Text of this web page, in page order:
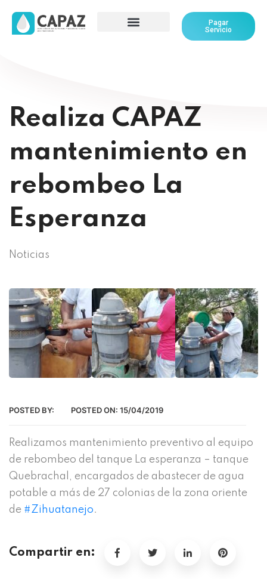
Pagar
Servicio
Realiza CAPAZ
mantenimiento en
rebombeo La
Esperanza
Noticias
POSTED BY: POSTED ON: 15/04/2019
Realizamos mantenimiento preventivo al equipo
de rebombeo del tanque La esperanza – tanque
Quebrachal, encargados de abastecer de agua
potable a más de 27 colonias de la zona oriente
de #Zihuatanejo.
Compartir en: